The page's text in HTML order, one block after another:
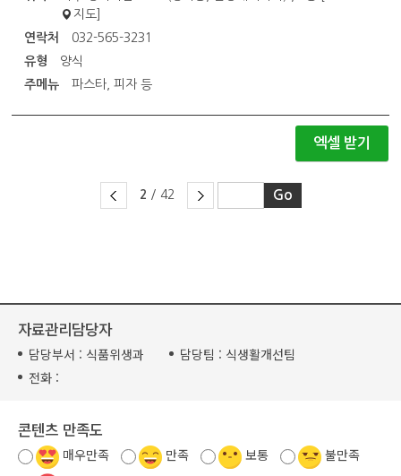
지도]
연락처
032-565-3231
유형
양식
주메뉴
파스타, 피자 등
엑셀 받기
2 / 42
자료관리담당자
담당부서 : 식품위생과 담당팀 : 식생활개선팀
전화 :
콘텐츠 만족도
매우만족 만족 보통
불만족